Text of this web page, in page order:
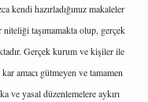
kendi hazırladığımız makaleler
taşımamakta olup, gerçek
Gerçek kurum ve kişiler ile
amacı gütmeyen ve tamamen
ve yasal düzenlemelere aykırı